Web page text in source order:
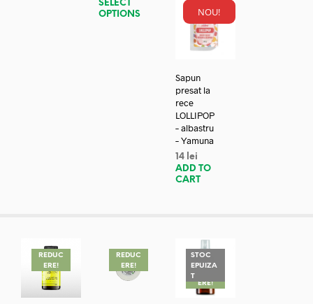
SELECT
OPTIONS
NOU!
Sapun
presat la
rece
LOLLIPOP
– albastru
– Yamuna
14 lei
ADD TO
CART
REDUC
ERE!
REDUC
ERE!
STOC
EPUIZA
TREDUC
ERE!